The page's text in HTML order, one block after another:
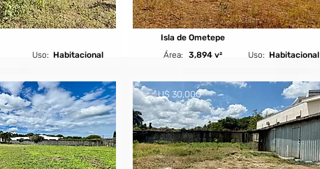
Habitacional
Uso:
Isla de Ometepe
Área:
3,894 v² Habitacional
Uso:
U$ 30,000